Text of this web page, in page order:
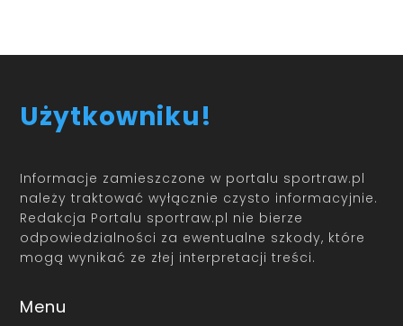
Użytkowniku!
Informacje zamieszczone w portalu sportraw.pl
należy traktować wyłącznie czysto informacyjnie.
Redakcja Portalu sportraw.pl nie bierze
odpowiedzialności za ewentualne szkody, które
mogą wynikać ze złej interpretacji treści.
Menu